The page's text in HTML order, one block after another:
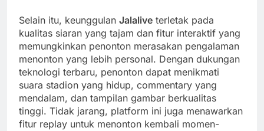
Selain itu, keunggulan Jalalive terletak pada
kualitas siaran yang tajam dan fitur interaktif yang
memungkinkan penonton merasakan pengalaman
menonton yang lebih personal. Dengan dukungan
teknologi terbaru, penonton dapat menikmati
suara stadion yang hidup, commentary yang
mendalam, dan tampilan gambar berkualitas
tinggi. Tidak jarang, platform ini juga menawarkan
fitur replay untuk menonton kembali momen-